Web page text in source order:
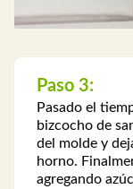
Paso 3:
Pasado el
bizcocho de
del molde y
horno.
agregando